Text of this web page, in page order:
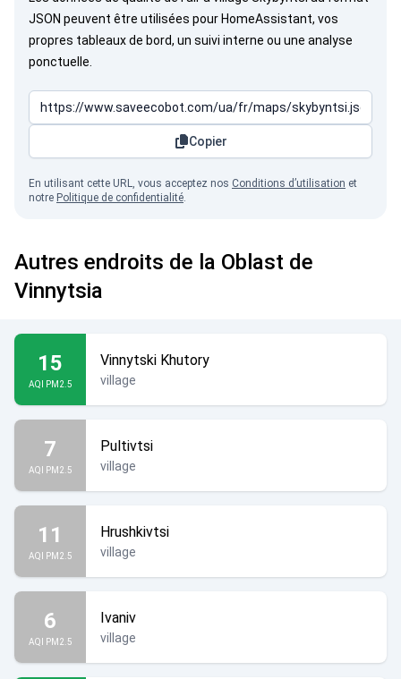
JSON peuvent être utilisées pour HomeAssistant, vos
propres tableaux de bord, un suivi interne ou une analyse
ponctuelle.
Copier
En utilisant cette URL, vous acceptez nos Conditions d’utilisation et
notre Politique de confidentialité.
Autres endroits de la Oblast de
Vinnytsia
15
AQI PM2.5
Vinnytski Khutory
village
7
AQI PM2.5
Pultivtsi
village
11
AQI PM2.5
Hrushkivtsi
village
6
AQI PM2.5
Ivaniv
village